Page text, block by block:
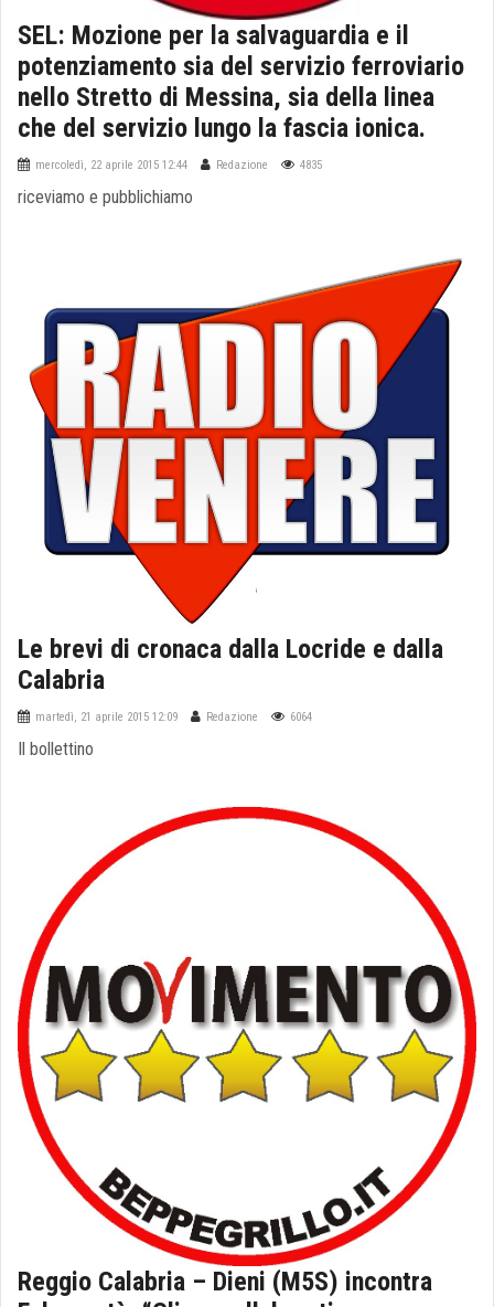
SEL: Mozione per la salvaguardia e il
potenziamento sia del servizio ferroviario
nello Stretto di Messina, sia della linea
che del servizio lungo la fascia ionica.
mercoledì, 22 aprile 2015 12:44 Redazione 4835
riceviamo e pubblichiamo
Le brevi di cronaca dalla Locride e dalla
Calabria
martedì, 21 aprile 2015 12:09 Redazione 6064
Il bollettino
Reggio Calabria – Dieni (M5S) incontra